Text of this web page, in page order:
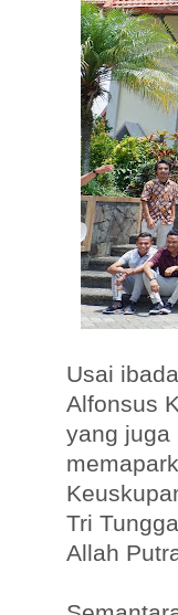
Usai
Alfonsus
yang juga
Tri
Allah